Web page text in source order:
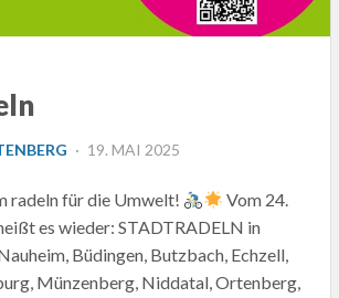
POSTED
19. MAI 2025
radeln für die Umwelt!
Vom 24.
es wieder: STADTRADELN in
Büdingen, Butzbach, Echzell,
Münzenberg, Niddatal, Ortenberg,